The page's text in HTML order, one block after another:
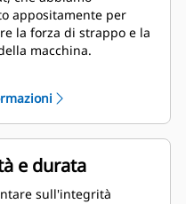
appositamente per
la forza di strappo e la
macchina.
del tallone
che il fondo
non si trascini,
i costi della
di carburante si
e durata
sull'integrità